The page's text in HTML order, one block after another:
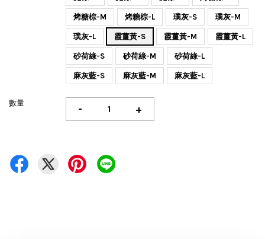
烤糖棕-M 烤糖棕-L 璞灰-S 璞灰-M
璞灰-L 霞薑黃-S 霞薑黃-M 霞薑黃-L
砂荷綠-S 砂荷綠-M 砂荷綠-L
麻灰藍-S 麻灰藍-M 麻灰藍-L
數量 - +